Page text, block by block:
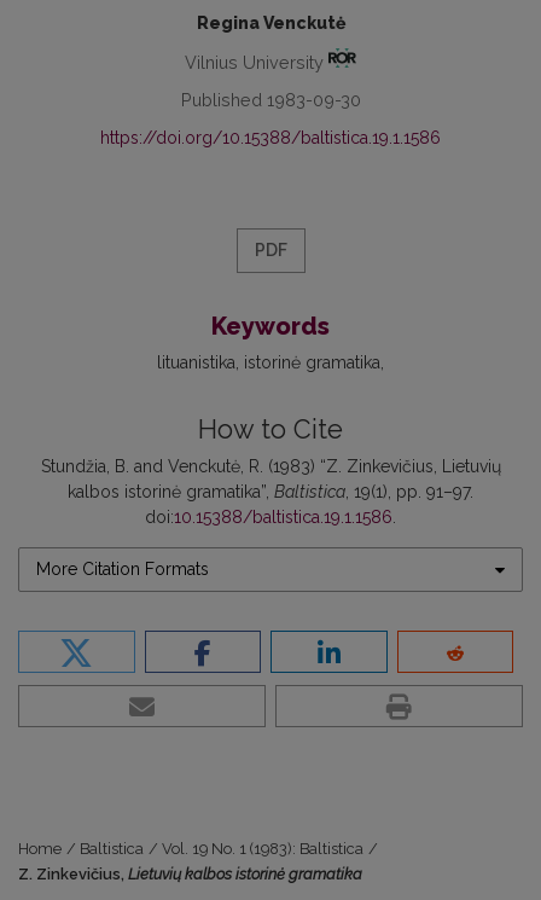
Regina Venckutė
Vilnius University
Published 1983-09-30
https://doi.org/10.15388/baltistica.19.1.1586
PDF
Keywords
lituanistika istorinė gramatika
How to Cite
Stundžia, B. and Venckutė, R. (1983) “Z. Zinkevičius, Lietuvių
kalbos istorinė gramatika”, Baltistica, 19(1), pp. 91–97.
doi:10.15388/baltistica.19.1.1586.
More Citation Formats
Home / Baltistica / Vol. 19 No. 1 (1983): Baltistica /
Z. Zinkevičius, Lietuvių kalbos istorinė gramatika